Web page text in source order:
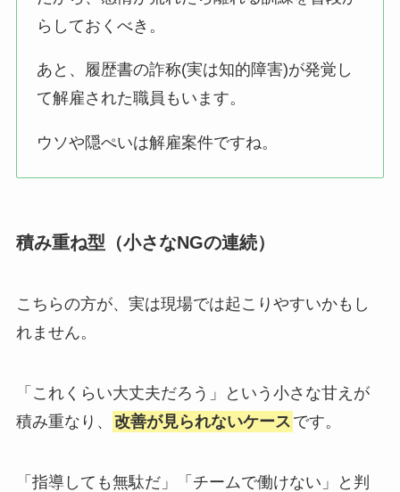
らしておくべき。
あと、履歴書の詐称(実は知的障害)が発覚し
て解雇された職員もいます。
ウソや隠ぺいは解雇案件ですね。
積み重ね型（小さなNGの連続）
こちらの方が、実は現場では起こりやすいかもし
れません。
「これくらい大丈夫だろう」という小さな甘えが
積み重なり、
改善が見られないケース です。
「指導しても無駄だ」「チームで働けない」と判